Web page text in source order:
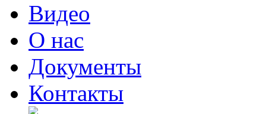
Видео
О нас
Документы
Контакты